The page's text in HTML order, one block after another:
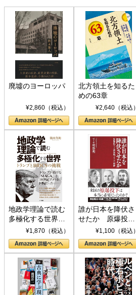
廃墟のヨーロッパ
¥2,860（税込）
北方領土を知るた
めの63章
¥2,640（税込）
地政学理論で読む
多極化する世界：
トランプとBRICS
の挑戦
¥1,870（税込）
誰が日本を降伏さ
せたか 原爆投
下、ソ連参戦、そ
して聖断 (PHP新
書)
¥1,100（税込）